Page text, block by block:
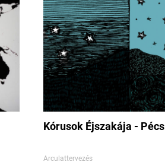
Kórusok Éjszakája - Pécs
Arculattervezés